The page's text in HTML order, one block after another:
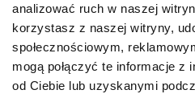
analizować ruch w naszej
korzystasz z naszej witryny,
społecznościowym,
mogą połączyć te informacje z
od Ciebie lub uzyskanymi